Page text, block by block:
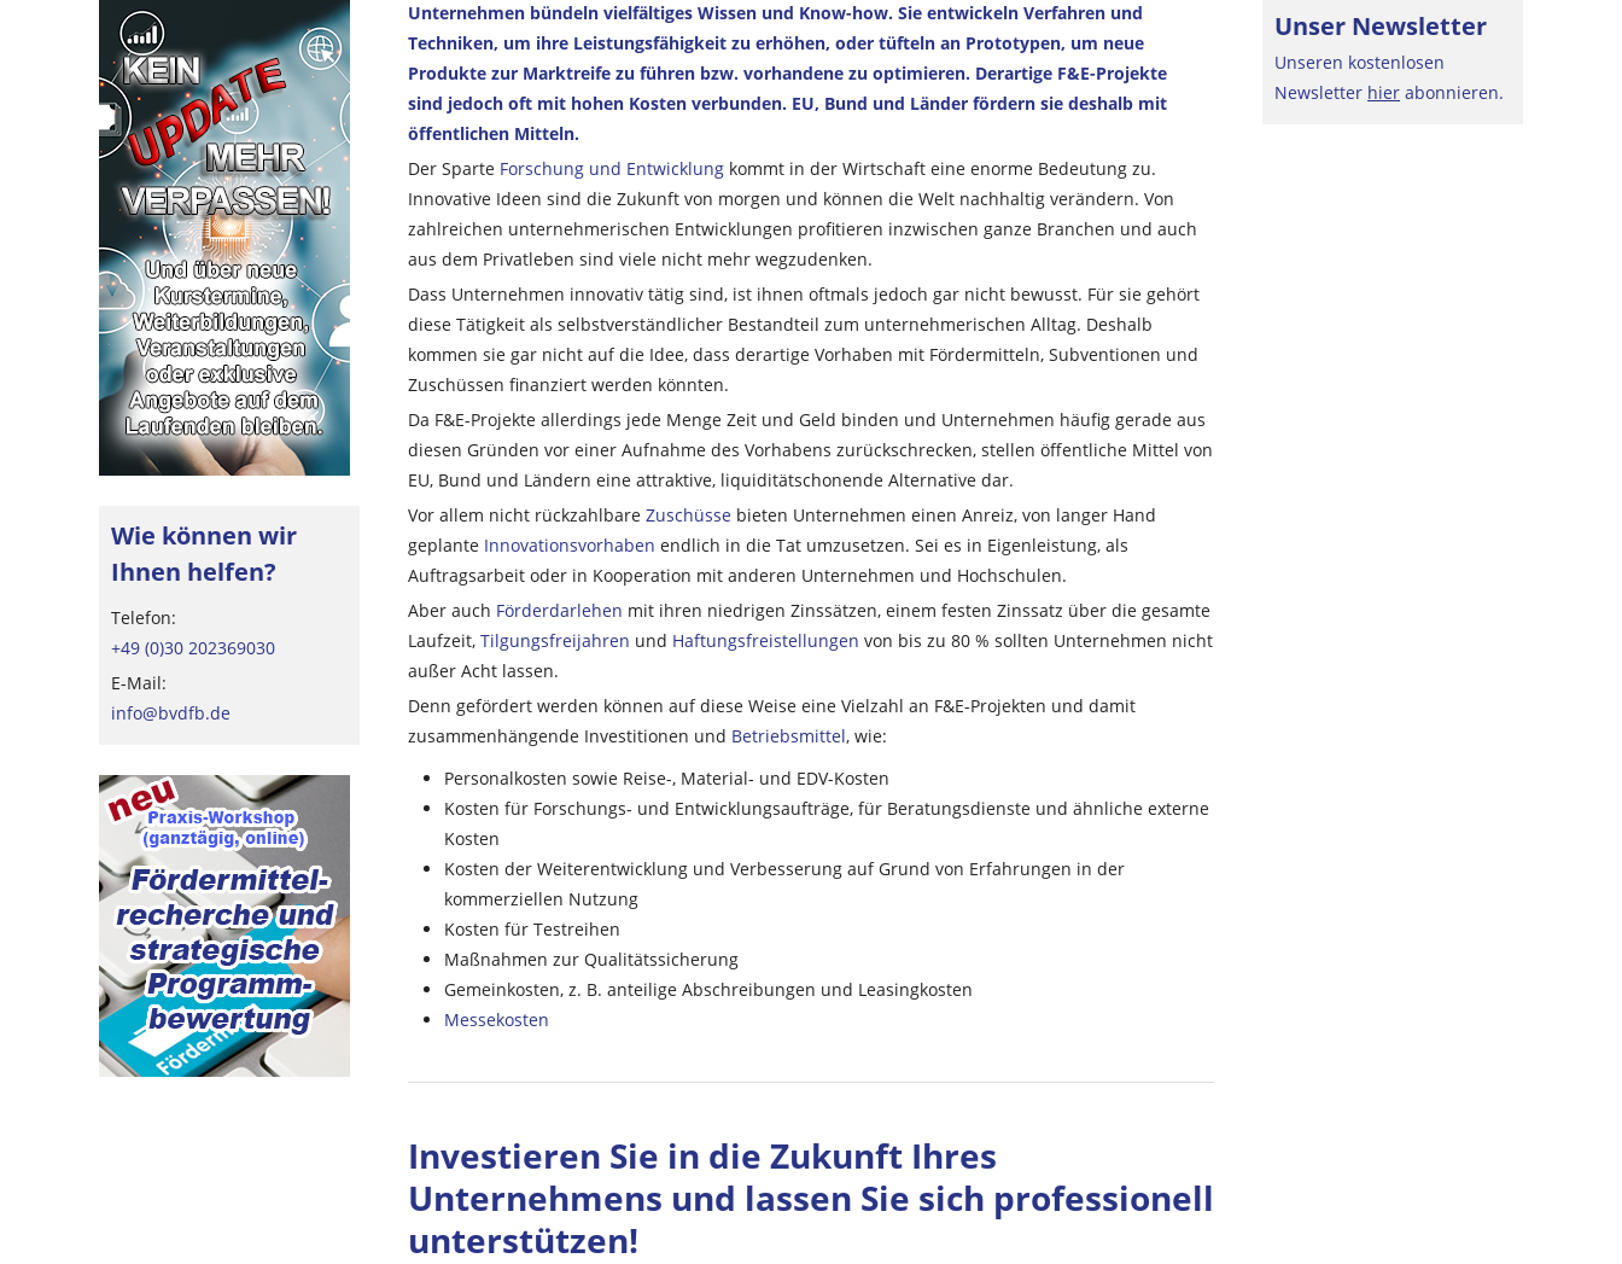
Unternehmen bündeln vielfältiges Wissen und Know-how. Sie entwickeln Verfahren und
Techniken, um ihre Leistungsfähigkeit zu erhöhen, oder tüfteln an Prototypen, um neue
Produkte zur Marktreife zu führen bzw. vorhandene zu optimieren. Derartige F&E-Projekte
sind jedoch oft mit hohen Kosten verbunden. EU, Bund und Länder fördern sie deshalb mit
öffentlichen Mitteln.
Der Sparte Forschung und Entwicklung kommt in der Wirtschaft eine enorme Bedeutung zu.
Innovative Ideen sind die Zukunft von morgen und können die Welt nachhaltig verändern. Von
zahlreichen unternehmerischen Entwicklungen profitieren inzwischen ganze Branchen und auch
aus dem Privatleben sind viele nicht mehr wegzudenken.
Dass Unternehmen innovativ tätig sind, ist ihnen oftmals jedoch gar nicht bewusst. Für sie gehört
diese Tätigkeit als selbstverständlicher Bestandteil zum unternehmerischen Alltag. Deshalb
kommen sie gar nicht auf die Idee, dass derartige Vorhaben mit Fördermitteln, Subventionen und
Zuschüssen finanziert werden könnten.
Da F&E-Projekte allerdings jede Menge Zeit und Geld binden und Unternehmen häufig gerade aus
diesen Gründen vor einer Aufnahme des Vorhabens zurückschrecken, stellen öffentliche Mittel von
EU, Bund und Ländern eine attraktive, liquiditätschonende Alternative dar.
Vor allem nicht rückzahlbare Zuschüsse bieten Unternehmen einen Anreiz, von langer Hand
geplante Innovationsvorhaben endlich in die Tat umzusetzen. Sei es in Eigenleistung, als
Auftragsarbeit oder in Kooperation mit anderen Unternehmen und Hochschulen.
Aber auch Förderdarlehen mit ihren niedrigen Zinssätzen, einem festen Zinssatz über die gesamte
Laufzeit, Tilgungsfreijahren und Haftungsfreistellungen von bis zu 80 % sollten Unternehmen nicht
außer Acht lassen.
Denn gefördert werden können auf diese Weise eine Vielzahl an F&E-Projekten und damit
zusammenhängende Investitionen und Betriebsmittel, wie:
Personal­kosten sowie Reise-, Material- und EDV-Kosten
Kosten für Forschungs- und Entwicklungs­aufträge, für Beratungs­dienste und ähnliche externe
Kosten
Kosten der Weiterentwicklung und Verbesserung auf Grund von Erfahrungen in der
kommerziellen Nutzung
Kosten für Testreihen
Maßnahmen zur Qualitäts­sicherung
Gemeinkosten, z. B. anteilige Abschreibungen und Leasing­kosten
Messekosten
Investieren Sie in die Zukunft Ihres
Unternehmens und lassen Sie sich professionell
unterstützen!
Wie können wir
Ihnen helfen?
Telefon:
+49 (0)30 202369030
E-Mail:
info@bvdfb.de
Unser Newsletter
Unseren kostenlosen
Newsletter hier abonnieren.